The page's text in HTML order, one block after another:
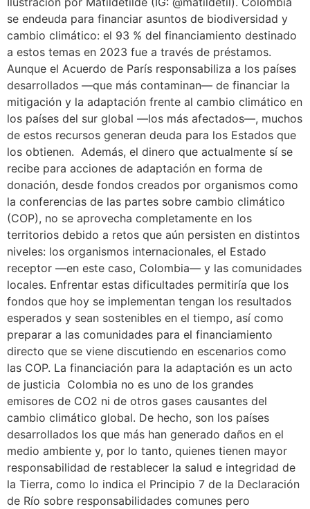
se endeuda para financiar asuntos de biodiversidad y
cambio climático: el 93 % del financiamiento destinado
a estos temas en 2023 fue a través de préstamos.
Aunque el Acuerdo de París responsabiliza a los países
desarrollados —que más contaminan— de financiar la
mitigación y la adaptación frente al cambio climático en
los países del sur global —los más afectados—, muchos
de estos recursos generan deuda para los Estados que
los obtienen. Además, el dinero que actualmente sí se
recibe para acciones de adaptación en forma de
donación, desde fondos creados por organismos como
la conferencias de las partes sobre cambio climático
(COP), no se aprovecha completamente en los
territorios debido a retos que aún persisten en distintos
niveles: los organismos internacionales, el Estado
receptor —en este caso, Colombia— y las comunidades
locales. Enfrentar estas dificultades permitiría que los
fondos que hoy se implementan tengan los resultados
esperados y sean sostenibles en el tiempo, así como
preparar a las comunidades para el financiamiento
directo que se viene discutiendo en escenarios como
las COP. La financiación para la adaptación es un acto
de justicia Colombia no es uno de los grandes
emisores de CO2 ni de otros gases causantes del
cambio climático global. De hecho, son los países
desarrollados los que más han generado daños en el
medio ambiente y, por lo tanto, quienes tienen mayor
responsabilidad de restablecer la salud e integridad de
la Tierra, como lo indica el Principio 7 de la Declaración
de Río sobre responsabilidades comunes pero